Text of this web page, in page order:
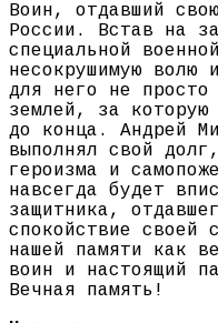
Воин, отдавший
России. Встав на
специальной
несокрушимую волю
для него не просто
землей, за которую
до конца. Андрей
выполнял свой
героизма и
навсегда будет
защитника,
спокойствие своей
нашей памяти как
воин и настоящий
Вечная память!